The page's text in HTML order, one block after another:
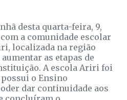
desta quarta-feira, 9,
a comunidade escolar
localizada na região
as etapas de
A escola Ariri foi
possui o Ensino
dar continuidade aos